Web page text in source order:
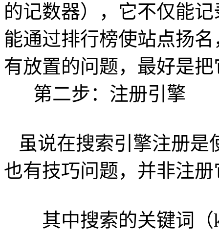
的记数器），它不仅能
能通过排行榜使站点扬
有放置的问题，最好是
第二步：注册引擎
虽说在搜索引擎注册是
也有技巧问题，并非注
其中搜索的关键词（